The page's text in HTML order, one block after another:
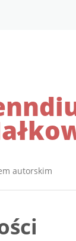
autorskim